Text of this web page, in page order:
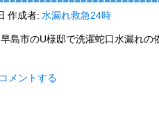
作成者: 水漏れ救急24時
島市のU様邸で洗濯蛇口水漏れ
コメントする